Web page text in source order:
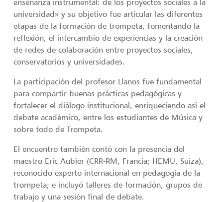
universidad» y su objetivo fue articular las diferentes
etapas de la formación de trompeta, fomentando la
reflexión, el intercambio de experiencias y la creación
de redes de colaboración entre proyectos sociales,
conservatorios y universidades.
La participación del profesor Llanos fue fundamental
para compartir buenas prácticas pedagógicas y
fortalecer el diálogo institucional, enriqueciendo así el
debate académico, entre los estudiantes de Música y
sobre todo de Trompeta.
El encuentro también contó con la presencia del
maestro Eric Aubier (CRR-RM, Francia; HEMU, Suiza),
reconocido experto internacional en pedagogía de la
trompeta; e incluyó talleres de formación, grupos de
trabajo y una sesión final de debate.